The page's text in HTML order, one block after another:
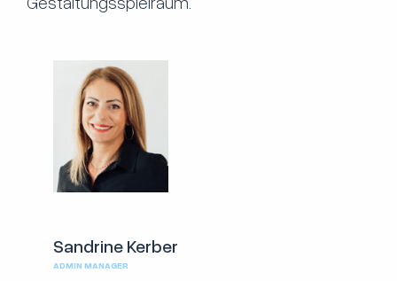
Sandrine Kerber
ADMIN MANAGER